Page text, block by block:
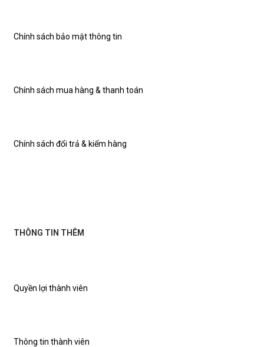
THÔNG TIN THÊM
Quyền lợi thành viên
Thông tin thành viên
Chính sách bảo mật thông tin
Chính sách mua hàng & thanh toán
Chính sách đổi trả & kiểm hàng